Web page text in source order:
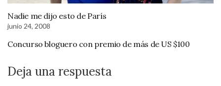
Nadie me dijo esto de París
junio 24, 2008
Concurso bloguero con premio de más de US $100
Deja una respuesta